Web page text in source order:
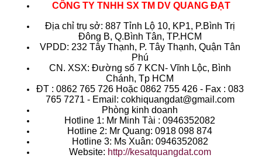
CÔNG TY TNHH SX TM DV QUANG ĐẠT
Địa chỉ trụ sở: 887 Tỉnh Lộ 10, KP1, P.Bình Trị
Đông B, Q.Bình Tân, TP.HCM
VPDD: 232 Tây Thạnh, P. Tây Thạnh, Quận Tân
Phú
CN. XSX: Đường số 7 KCN- Vĩnh Lộc, Bình
Chánh, Tp HCM
ÐT : 0862 765 726 Hoặc 0862 755 426 - Fax : 083
765 7271 - Email: cokhiquangdat@gmail.com
Phòng kinh doanh
Hotline 1: Mr Minh Tài : 0946352082
Hotline 2: Mr Quang: 0918 098 874
Hotline 3: Ms Xuân: 0946352082
Website: http://kesatquangdat.com